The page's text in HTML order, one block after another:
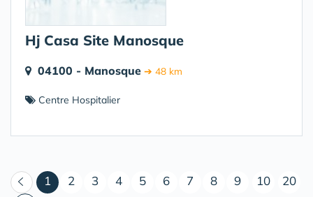
Hj Casa Site Manosque
04100 - Manosque ➔ 48 km
Centre Hospitalier
1 (courant)
2 3 4 5 6 7 8 9 10 20